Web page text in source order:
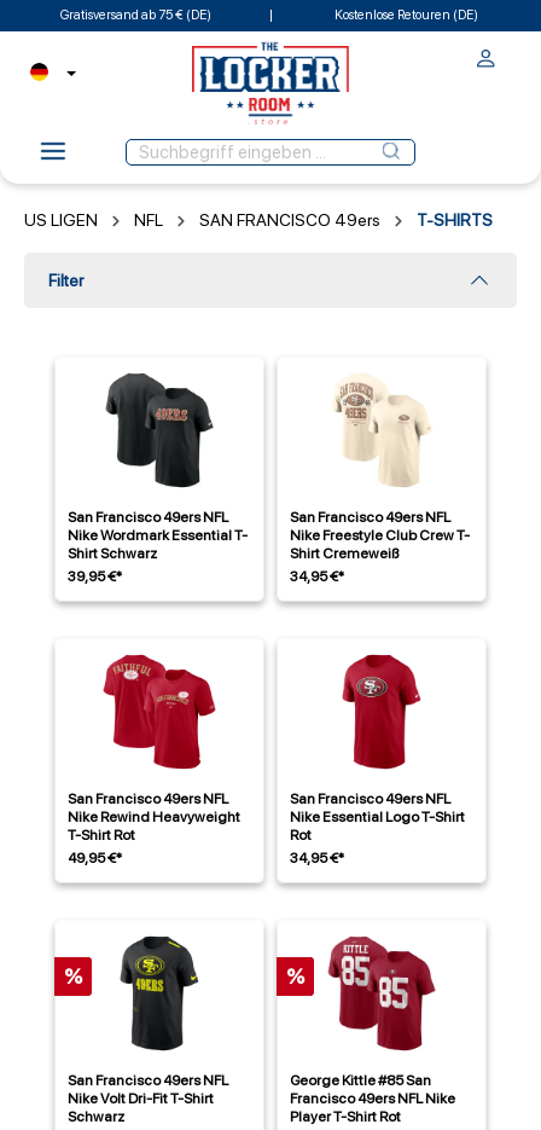
Gratisversand ab 75 € (DE) Kostenlose Retouren (DE)
US LIGEN NFL SAN FRANCISCO 49ers T-SHIRTS
Filter
San Francisco 49ers NFL
Nike Wordmark Essential T-
Shirt Schwarz
39,95 €*
San Francisco 49ers NFL
Nike Freestyle Club Crew T-
Shirt Cremeweiß
34,95 €*
San Francisco 49ers NFL
Nike Rewind Heavyweight
T-Shirt Rot
49,95 €*
San Francisco 49ers NFL
Nike Essential Logo T-Shirt
Rot
34,95 €*
%
San Francisco 49ers NFL
Nike Volt Dri-Fit T-Shirt
Schwarz
%
George Kittle #85 San
Francisco 49ers NFL Nike
Player T-Shirt Rot